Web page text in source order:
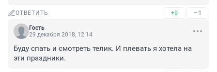
ОТВЕТИТЬ +9 –1
Гость
29 декабря 2018, 12:14
Буду спать и смотреть телик. И плевать я хотела на
эти праздники.